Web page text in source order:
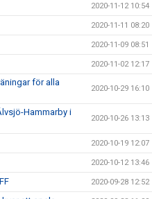
2020-11-12 10:54
2020-11-11 08:20
2020-11-09 08:51
2020-11-02 12:17
för alla
2020-10-29 16:10
Hammarby i
2020-10-26 13:13
2020-10-19 12:07
2020-10-12 13:46
2020-09-28 12:52